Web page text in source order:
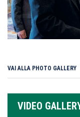
VAI ALLA PHOTO GALLERY
VIDEO